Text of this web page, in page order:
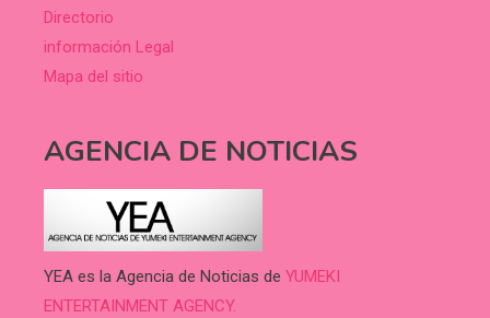
Directorio
información Legal
Mapa del sitio
AGENCIA DE NOTICIAS
YEA es la Agencia de Noticias de YUMEKI
ENTERTAINMENT AGENCY.